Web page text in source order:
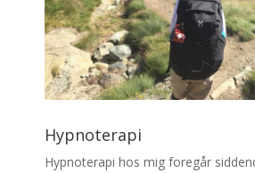
Hypnoterapi
Hypnoterapi hos mig foregår